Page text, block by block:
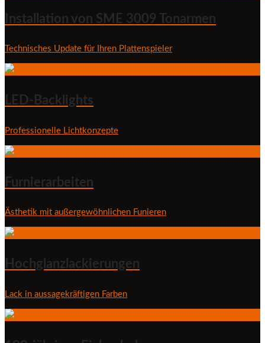
Installation von SME 3009 Tonarmen
Technisches Update für Ihren Plattenspieler
LED-Backlights
Professionelle Lichtkonzepte
Furnierarbeiten
Ästhetik mit außergewöhnlichen Funieren
Hochglanzlackierungen
Lack in aussagekräftigen Farben